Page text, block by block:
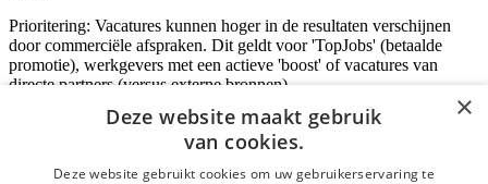
Prioritering: Vacatures kunnen hoger in de resultaten verschijnen
door commerciële afspraken. Dit geldt voor 'TopJobs' (betaalde
promotie), werkgevers met een actieve 'boost' of vacatures van
directe partners (versus externe bronnen).
Inloggen als bedrijf
×
Deze website maakt gebruik
van cookies.
Deze website gebruikt cookies om uw gebruikerservaring te